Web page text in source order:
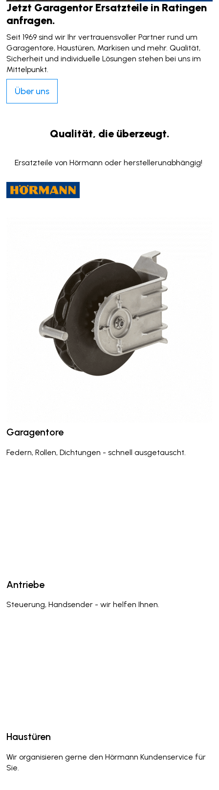
Jetzt Garagentor Ersatzteile in Ratingen
anfragen.
Seit 1969 sind wir Ihr vertrauensvoller Partner rund um
Garagentore, Haustüren, Markisen und mehr. Qualität,
Sicherheit und individuelle Lösungen stehen bei uns im
Mittelpunkt.
Über uns
Qualität, die überzeugt.
Ersatzteile von Hörmann oder herstellerunabhängig!
Garagentore
Federn, Rollen, Dichtungen - schnell ausgetauscht.